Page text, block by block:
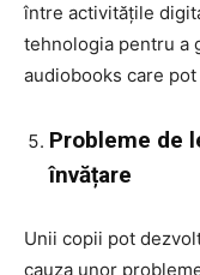
între activitățile
tehnologia pentru a
audiobooks care
Probleme de
învățare
Unii copii pot
cauza unor